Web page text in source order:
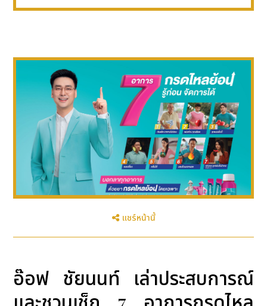
แชร์หน้านี้
อ๊อฟ ชัยนนท์ เล่าประสบการณ์